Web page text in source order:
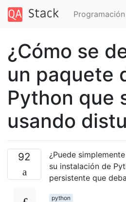
Programación
¿Cómo se
un paquete
Python que
usando
92
¿Puede
su instalación de
persistente que
python